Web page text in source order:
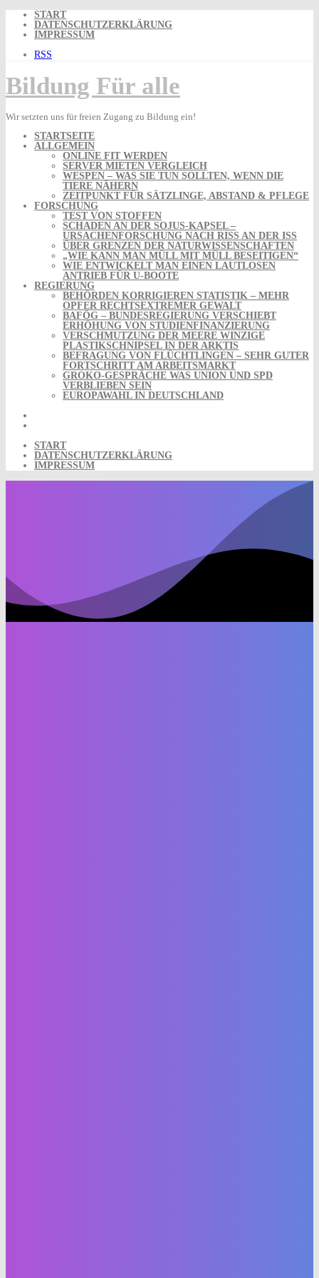
content
START
DATENSCHUTZERKLÄRUNG
IMPRESSUM
RSS
Bildung Für alle
Wir setzten uns für freien Zugang zu Bildung ein!
STARTSEITE
ALLGEMEIN
ONLINE FIT WERDEN
SERVER MIETEN VERGLEICH
WESPEN – WAS SIE TUN SOLLTEN, WENN DIE
TIERE NÄHERN
ZEITPUNKT FÜR SÄTZLINGE, ABSTAND & PFLEGE
FORSCHUNG
TEST VON STOFFEN
SCHADEN AN DER SOJUS-KAPSEL –
URSACHENFORSCHUNG NACH RISS AN DER ISS
ÜBER GRENZEN DER NATURWISSENSCHAFTEN
„WIE KANN MAN MÜLL MIT MÜLL BESEITIGEN“
WIE ENTWICKELT MAN EINEN LAUTLOSEN
ANTRIEB FÜR U-BOOTE
REGIERUNG
BEHÖRDEN KORRIGIEREN STATISTIK – MEHR
OPFER RECHTSEXTREMER GEWALT
BAFÖG – BUNDESREGIERUNG VERSCHIEBT
ERHÖHUNG VON STUDIENFINANZIERUNG
VERSCHMUTZUNG DER MEERE WINZIGE
PLASTIKSCHNIPSEL IN DER ARKTIS
BEFRAGUNG VON FLÜCHTLINGEN – SEHR GUTER
FORTSCHRITT AM ARBEITSMARKT
GROKO-GESPRÄCHE WAS UNION UND SPD
VERBLIEBEN SEIN
EUROPAWAHL IN DEUTSCHLAND
START
DATENSCHUTZERKLÄRUNG
IMPRESSUM